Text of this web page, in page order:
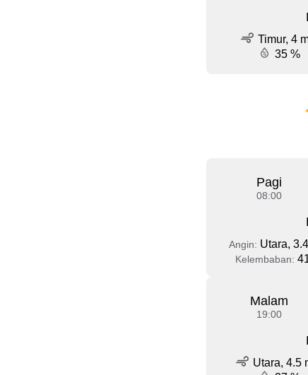
Timur, 4
35 %
Pagi
08:00
Angin: Utara,
Kelembaban:
Malam
19:00
Utara, 4.5